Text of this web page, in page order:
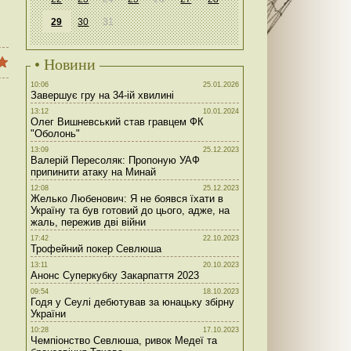
29 30 31
• Новини
10:06 25.01.2026
Завершує гру на 34-ій хвилині
13:12 10.01.2024
Олег Вишневський став гравцем ФК
"Оболонь"
13:09 25.12.2023
Валерій Пересоляк: Пропоную УАФ
припинити атаку на Минай
12:08 25.12.2023
Желько Любенович: Я не боявся їхати в
Україну та був готовий до цього, адже, на
жаль, пережив дві війни
17:42 22.10.2023
Трофейний покер Севлюша
13:11 20.10.2023
Анонс Суперкубку Закарпаття 2023
09:54 18.10.2023
Годя у Сеулі дебютував за юнацьку збірну
України
10:28 17.10.2023
Чемпіонство Севлюша, ривок Медеї та